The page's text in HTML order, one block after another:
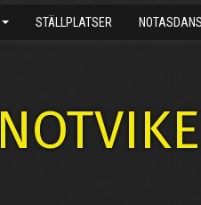
STÄLLPLATSER